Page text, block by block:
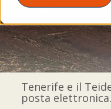
Un blog dove
Tenerife e il
posta elettronica.